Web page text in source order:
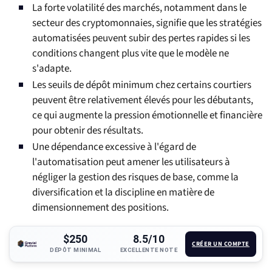
La forte volatilité des marchés, notamment dans le
secteur des cryptomonnaies, signifie que les stratégies
automatisées peuvent subir des pertes rapides si les
conditions changent plus vite que le modèle ne
s'adapte.
Les seuils de dépôt minimum chez certains courtiers
peuvent être relativement élevés pour les débutants,
ce qui augmente la pression émotionnelle et financière
pour obtenir des résultats.
Une dépendance excessive à l'égard de
l'automatisation peut amener les utilisateurs à
négliger la gestion des risques de base, comme la
diversification et la discipline en matière de
dimensionnement des positions.
$250
DÉPÔT MINIMAL
8.5/10
EXCELLENTE NOTE
CRÉER UN COMPTE